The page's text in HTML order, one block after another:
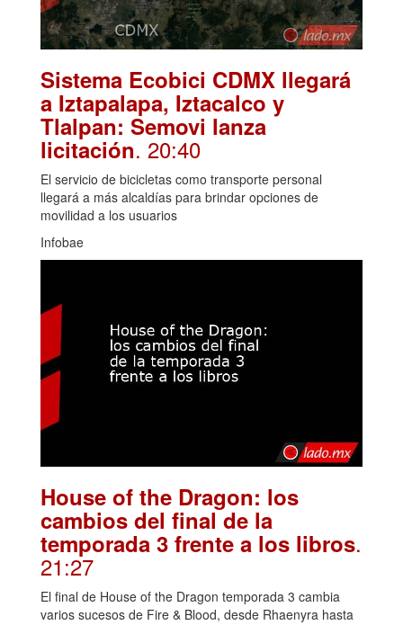
Sistema Ecobici CDMX llegará
a Iztapalapa, Iztacalco y
Tlalpan: Semovi lanza
licitación. 20:40
El servicio de bicicletas como transporte personal
llegará a más alcaldías para brindar opciones de
movilidad a los usuarios
Infobae
House of the Dragon: los
cambios del final de la
temporada 3 frente a los libros.
21:27
El final de House of the Dragon temporada 3 cambia
varios sucesos de Fire & Blood, desde Rhaenyra hasta